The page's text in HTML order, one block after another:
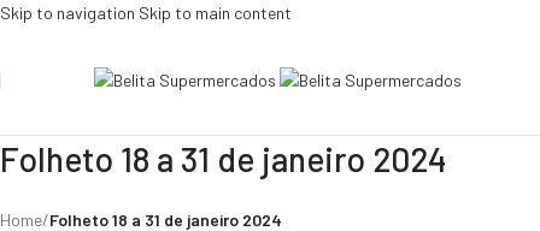
Skip to navigation Skip to main content
Folheto 18 a 31 de janeiro 2024
Home/Folheto 18 a 31 de janeiro 2024